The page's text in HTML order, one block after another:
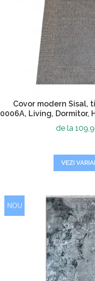
Covor modern Sisal,
0006A, Living, Dormitor,
de la
VEZI
NOU